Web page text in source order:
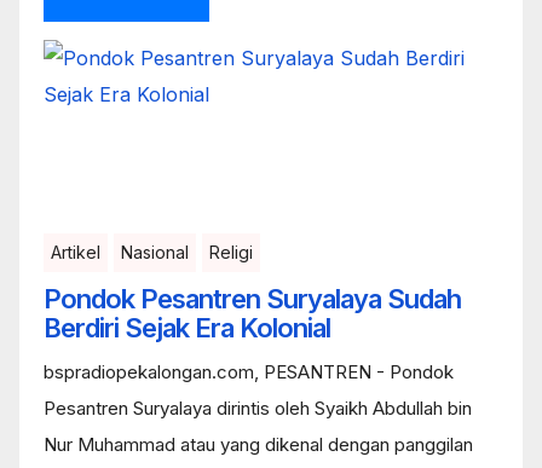
Artikel Nasional Religi
Pondok Pesantren Suryalaya Sudah
Berdiri Sejak Era Kolonial
bspradiopekalongan.com, PESANTREN - Pondok
Pesantren Suryalaya dirintis oleh Syaikh Abdullah bin
Nur Muhammad atau yang dikenal dengan panggilan